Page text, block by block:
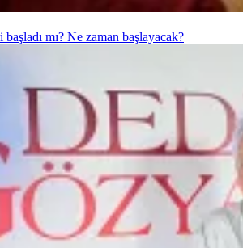
mı? Ne zaman başlayacak?